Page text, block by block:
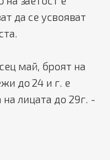
да се усвояват
май, броят на
до 24 и г. е
лицата до 29г. -